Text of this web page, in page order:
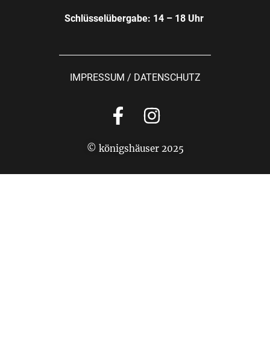
Schlüsselübergabe: 14 – 18 Uhr
IMPRESSUM / DATENSCHUTZ
© königshäuser 2025